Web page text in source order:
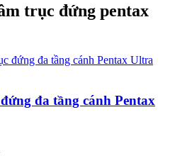
trục đứng pentax
đa tầng cánh Pentax